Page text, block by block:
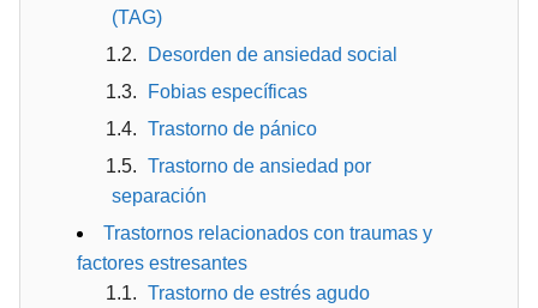
(TAG)
Desorden de ansiedad social
Fobias específicas
Trastorno de pánico
Trastorno de ansiedad por
separación
Trastornos relacionados con traumas y
factores estresantes
Trastorno de estrés agudo